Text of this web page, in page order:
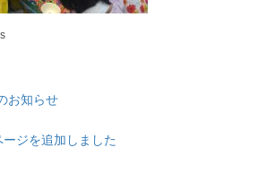
お知らせ
ジを追加しました